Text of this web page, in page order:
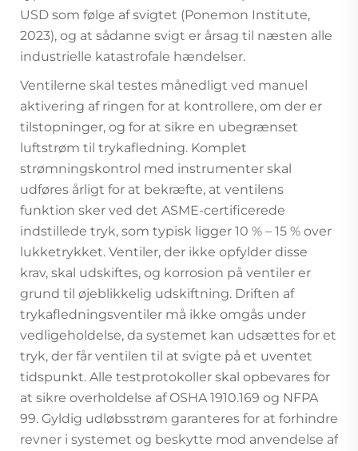
USD som følge af svigtet (Ponemon Institute,
2023), og at sådanne svigt er årsag til næsten alle
industrielle katastrofale hændelser.
Ventilerne skal testes månedligt ved manuel
aktivering af ringen for at kontrollere, om der er
tilstopninger, og for at sikre en ubegrænset
luftstrøm til trykafledning. Komplet
strømningskontrol med instrumenter skal
udføres årligt for at bekræfte, at ventilens
funktion sker ved det ASME-certificerede
indstillede tryk, som typisk ligger 10 % – 15 % over
lukketrykket. Ventiler, der ikke opfylder disse
krav, skal udskiftes, og korrosion på ventiler er
grund til øjeblikkelig udskiftning. Driften af
trykafledningsventiler må ikke omgås under
vedligeholdelse, da systemet kan udsættes for et
tryk, der får ventilen til at svigte på et uventet
tidspunkt. Alle testprotokoller skal opbevares for
at sikre overholdelse af OSHA 1910.169 og NFPA
99. Gyldig udløbsstrøm garanteres for at forhindre
revner i systemet og beskytte mod anvendelse af